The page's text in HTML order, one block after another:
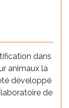
dans
animaux la
développé
de